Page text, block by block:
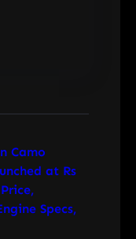
Camo
at Rs
Specs,